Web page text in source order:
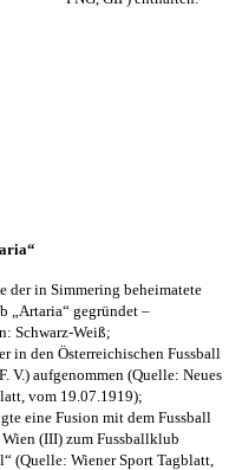
der in Simmering beheimatete
„Artaria“ gegründet –
Schwarz-Weiß;
in den Österreichischen Fussball
V.) aufgenommen (Quelle: Neues
vom 19.07.1919);
eine Fusion mit dem Fussball
(III) zum Fussballklub
(Quelle: Wiener Sport Tagblatt,